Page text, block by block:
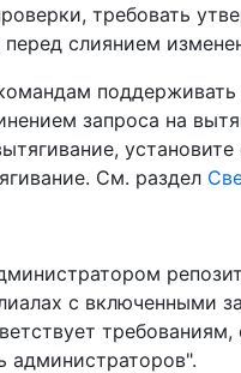
требовать
слиянием
запроса на
См. раздел
с включенными
администраторов".